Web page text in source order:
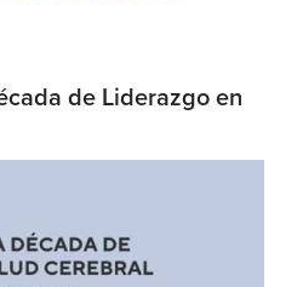
de Liderazgo en